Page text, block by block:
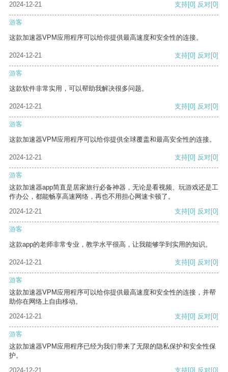
2024-12-21 支持[0] 反对[0]
游客
这款加速器VPM应用程序可以给你提供最高速度和安全性的连接。
2024-12-21 支持[0] 反对[0]
游客
这款软件非常实用，可以帮助我解决很多问题。
2024-12-21 支持[0] 反对[0]
游客
这款加速器VPM应用程序可以给你提供全球覆盖和最高安全性的连接。
2024-12-21 支持[0] 反对[0]
游客
这款加速器app简直是居家旅行必备神器，无论是看视频、玩游戏还是工
作办公，都能畅享高速网络，再也不用担心网速卡顿了。
2024-12-21
支持[0] 反对[0]
游客
这款app的老师非常专业，教学水平很高，让我能够学到实用的知识。
2024-12-21 支持[0] 反对[0]
游客
这款加速器VPM应用程序可以给你提供最高速度和安全性的连接，并帮
助你在网络上自由移动。
2024-12-21
支持[0] 反对[0]
游客
这款加速器VPM应用程序已经为我们带来了无限的隐私保护和安全性保
护。
2024-12-21
支持[0] 反对[0]